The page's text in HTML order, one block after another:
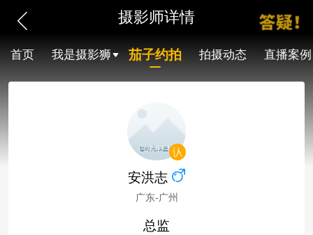
摄影师详情
首页 我是摄影狮 茄子约拍 拍摄动态 直播案例
安洪志
广东-广州
总监